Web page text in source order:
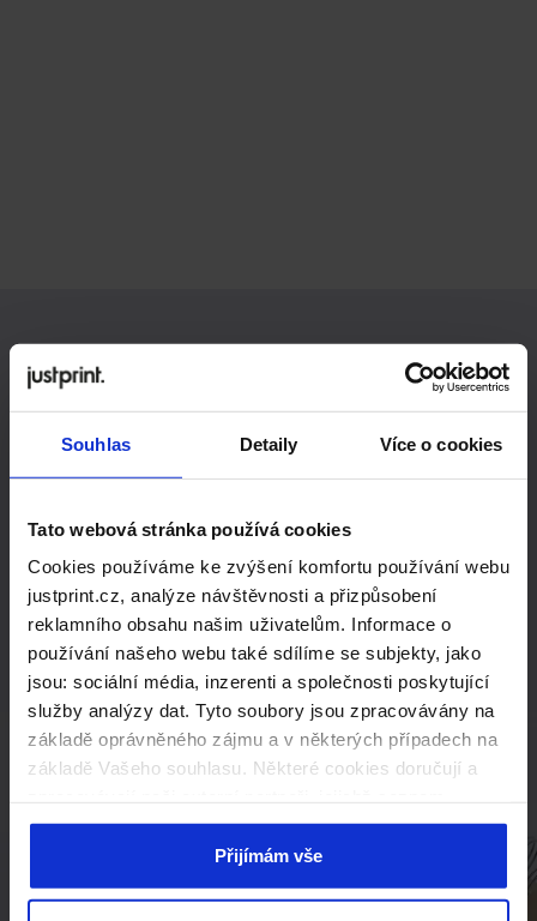
Souhlas Detaily Více o cookies
Tato webová stránka používá cookies
Cookies používáme ke zvýšení komfortu používání webu
justprint.cz, analýze návštěvnosti a přizpůsobení
reklamního obsahu našim uživatelům. Informace o
používání našeho webu také sdílíme se subjekty, jako
jsou: sociální média, inzerenti a společnosti poskytující
služby analýzy dat. Tyto soubory jsou zpracovávány na
základě oprávněného zájmu a v některých případech na
základě Vašeho souhlasu. Některé cookies doručují a
naleznete níže. Kliknutím na „Přijímám vše“ souhlasíte s
naším používáním všech výše uvedených typů souborů
cookie (cookies). Pokud kliknete na tlačítko „Odmítám
Přijímám vše
Hledáte
řešení
na míru?
Kontaktujte nás s poptávkou na
produkty mimo standardní nabídku.
Rádi vám připravíme individuální
kalkulaci.
Kontaktujte nás